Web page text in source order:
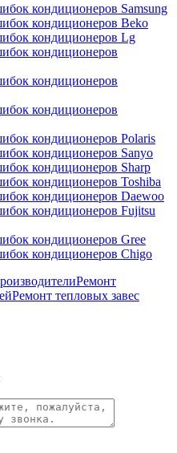
кондиционеров Samsung
кондиционеров Beko
кондиционеров Lg
кондиционеров
кондиционеров
кондиционеров
кондиционеров Polaris
кондиционеров Sanyo
кондиционеров Sharp
кондиционеров Toshiba
кондиционеров Daewoo
кондиционеров Fujitsu
кондиционеров Gree
кондиционеров Chigo
Ремонт
Ремонт тепловых завес